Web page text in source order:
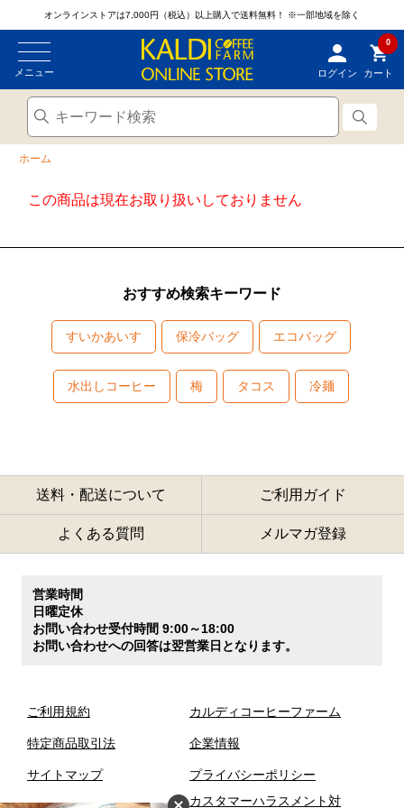
オンラインストアは7,000円（税込）以上購入で送料無料！ ※一部地域を除く
メニュー ログイン
0
カート
ホーム
この商品は現在お取り扱いしておりません
おすすめ検索キーワード
すいかあいす 保冷バッグ エコバッグ
水出しコーヒー 梅 タコス 冷麺
送料・配送について ご利用ガイド
よくある質問 メルマガ登録
営業時間
日曜定休
お問い合わせ受付時間 9:00～18:00
お問い合わせへの回答は翌営業日となります。
ご利用規約
特定商品取引法
サイトマップ
カルディコーヒーファーム
企業情報
プライバシーポリシー
カスタマーハラスメント対